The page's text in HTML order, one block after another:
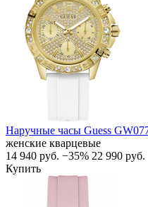
Наручные часы Guess
женские кварцевые
14 940 руб. −35% 22 990 руб.
Купить